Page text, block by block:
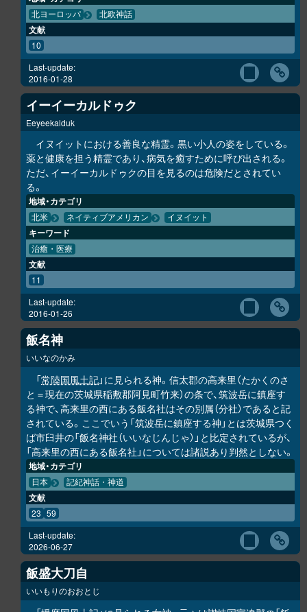
北ヨーロッパ 北欧神話
文献
10
Last-update:
2016-01-28
イーイーカルドゥク
Eeyeekalduk
イヌイットにおける善良な精霊。黒い小人の姿をしている。
薬と健康を担う精霊であり、病気を癒すために呼び出される。
ただ、イーイーカルドゥクの目を見るのは危険だとされてい
る。
地域・カテゴリ
北米 ネイティブアメリカン イヌイット
キーワード
治癒・医療
文献
11
Last-update:
2016-01-26
飯名神
いいなのかみ
「常陸国風土記」に見られる神。信太郡の高来里（たかくのさ
と＝現在の茨城県稲敷郡阿見町竹来）の条で、筑波岳に鎮座す
る神で、高来里の西にある飯名社はその別属（分社）であると記
されている。ここでいう「筑波岳に鎮座する神」とは茨城県つく
ば市臼井の「飯名神社（いいなじんじゃ）」と比定されているが、
「高来里の西にある飯名社」については諸説あり判然としない。
地域・カテゴリ
日本 記紀神話・神道
文献
23 59
Last-update:
2026-06-27
飯盛大刀自
いいもりのおおとじ